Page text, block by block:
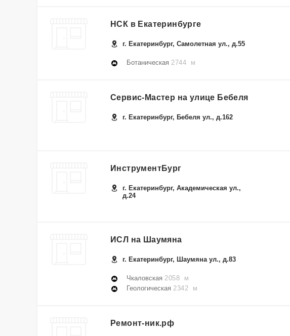
НСК в Екатеринбурге
г. Екатеринбург, Самолетная ул., д.55
Ботаническая 2744 м
Сервис-Мастер на улице Бебеля
г. Екатеринбург, Бебеля ул., д.162
ИнструментБург
г. Екатеринбург, Академическая ул.,
д.24
ИСЛ на Шаумяна
г. Екатеринбург, Шаумяна ул., д.83
Чкаловская 2058 м
Геологическая 2342 м
Ремонт-ник.рф